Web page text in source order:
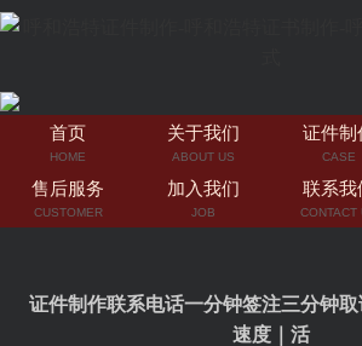
首页
HOME
关于我们
ABOUT US
证件制
CASE
售后服务
CUSTOMER
加入我们
JOB
联系我
CONTACT
证件制作联系电话一分钟签注三分钟
速度｜活